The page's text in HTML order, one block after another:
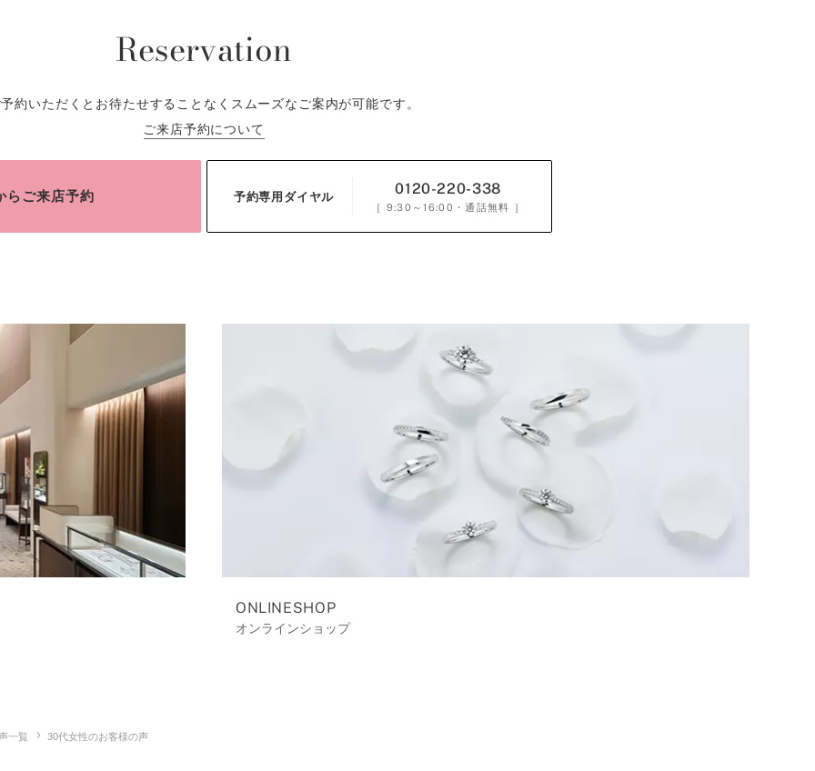
Reservation
約いただくとお待たせすることなくスムーズなご案内が可能です。
ご来店予約について
らご来店予約 予約専用ダイヤル 0120-220-338
［ 9:30～16:00 ・通話無料 ］
ONLINESHOP
オンラインショップ
一覧 30代女性のお客様の声